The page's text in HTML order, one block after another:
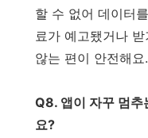
할 수 없어 데이터
료가 예고됐거나
않는 편이 안전해요.
Q8. 앱이 자꾸 멈추
요?